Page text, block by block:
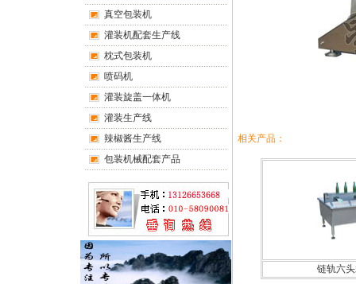
真空包装机
灌装机配套生产线
枕式包装机
喷码机
灌装旋盖一体机
灌装生产线
辣椒酱生产线
包装机械配套产品
相关产品：
链轨六